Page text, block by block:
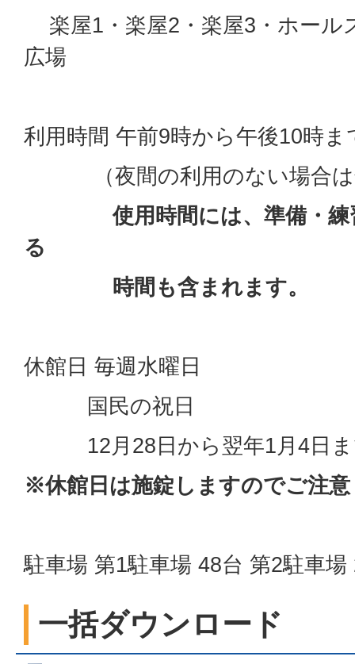
楽屋1・楽屋2・楽屋3・ホール
広場
利用時間 午前9時から午後10時ま
（夜間の利用のない場合は
使用時間には、準備・
る
時間も含まれます。
休館日 毎週水曜日
国民の祝日
12月28日から翌年1月4日ま
※休館日は施錠しますのでご注
駐車場 第1駐車場 48台 第2駐車場
一括ダウンロード